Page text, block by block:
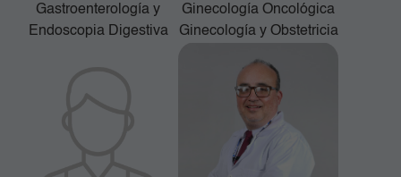
Gastroenterología y
Endoscopia Digestiva
Ginecología Oncológica
Ginecología y Obstetricia